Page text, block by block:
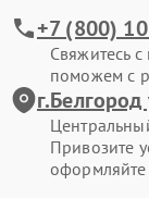
+7 (800)
Свяжитесь
поможем с
Привозите
оформляйте